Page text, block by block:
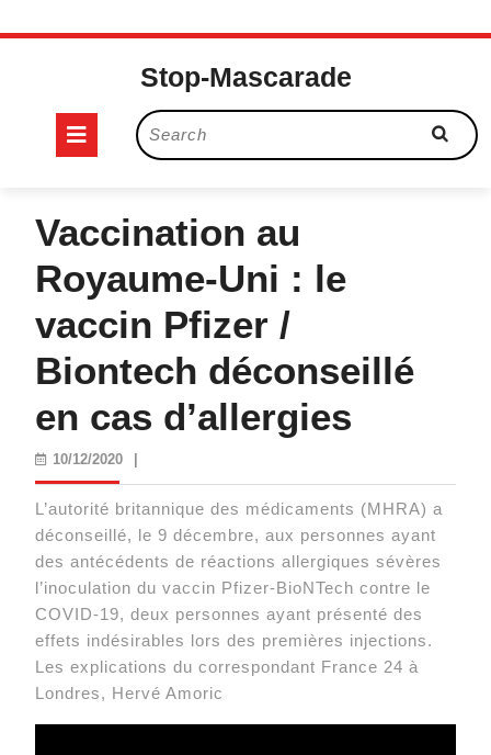
Skip
Stop-Mascarade
Open
Search
for:
Vaccination au
Royaume-Uni : le
vaccin Pfizer /
Biontech déconseillé
en cas d’allergies
10/12/202010/12/2020
L’autorité britannique des médicaments (MHRA) a
déconseillé, le 9 décembre, aux personnes ayant
des antécédents de réactions allergiques sévères
l’inoculation du vaccin Pfizer-BioNTech contre le
COVID-19, deux personnes ayant présenté des
effets indésirables lors des premières injections.
Les explications du correspondant France 24 à
Londres, Hervé Amoric